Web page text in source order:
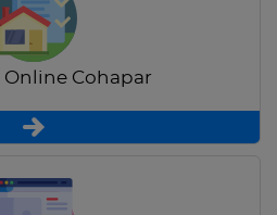
Online Cohapar